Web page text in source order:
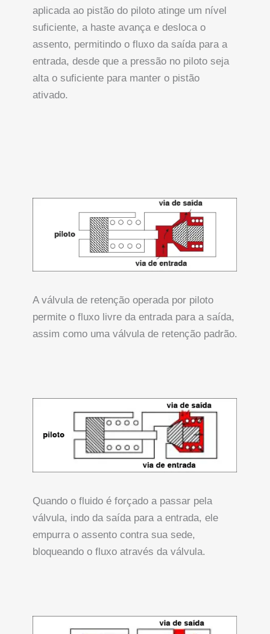
aplicada ao pistão do piloto atinge um nível
suficiente, a haste avança e desloca o
assento, permitindo o fluxo da saída para a
entrada, desde que a pressão no piloto seja
alta o suficiente para manter o pistão
ativado.
A válvula de retenção operada por piloto
permite o fluxo livre da entrada para a saída,
assim como uma válvula de retenção padrão.
Quando o fluido é forçado a passar pela
válvula, indo da saída para a entrada, ele
empurra o assento contra sua sede,
bloqueando o fluxo através da válvula.